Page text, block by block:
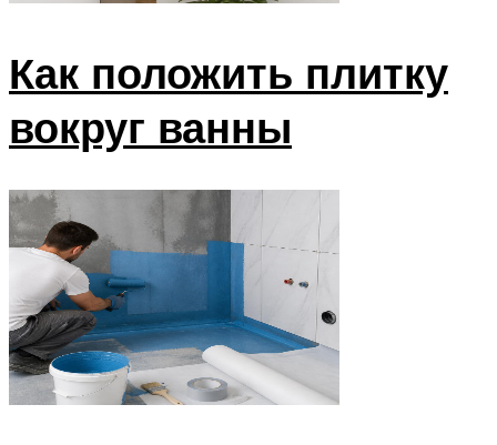
Как положить плитку
вокруг ванны